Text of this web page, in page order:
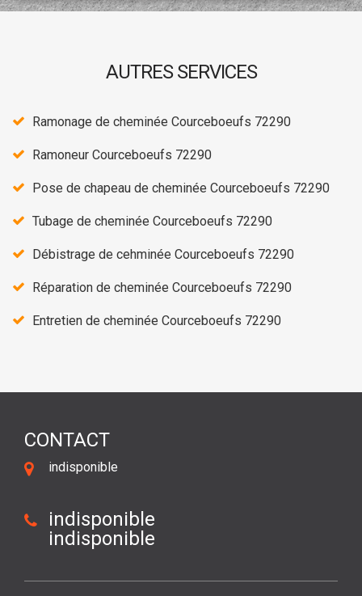
AUTRES SERVICES
Ramonage de cheminée Courceboeufs 72290
Ramoneur Courceboeufs 72290
Pose de chapeau de cheminée Courceboeufs 72290
Tubage de cheminée Courceboeufs 72290
Débistrage de cehminée Courceboeufs 72290
Réparation de cheminée Courceboeufs 72290
Entretien de cheminée Courceboeufs 72290
CONTACT
indisponible
indisponible
indisponible